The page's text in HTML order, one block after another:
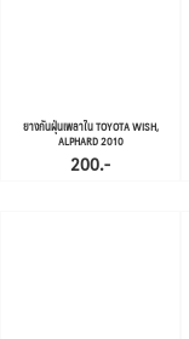
ยางกันฝุ่นเพลาใน TOYOTA WISH,
ALPHARD 2010
200.-